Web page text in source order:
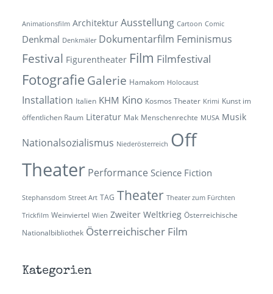
Animationsfilm Architektur Ausstellung Cartoon Comic
Denkmal Denkmäler Dokumentarfilm Feminismus
Festival Figurentheater Film Filmfestival
Fotografie Galerie Hamakom Holocaust
Installation Italien KHM Kino Kosmos Theater Krimi Kunst im
öffentlichen Raum Literatur Mak Menschenrechte MUSA Musik
Nationalsozialismus Niederösterreich Off
Theater Performance Science Fiction
Stephansdom Street Art TAG Theater Theater zum Fürchten
Trickfilm Weinviertel Wien Zweiter Weltkrieg Österreichische
Nationalbibliothek Österreichischer Film
Kategorien